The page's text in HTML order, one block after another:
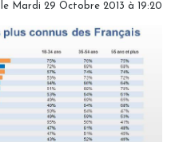
le Mardi 29 Octobre 2013 à 19:20